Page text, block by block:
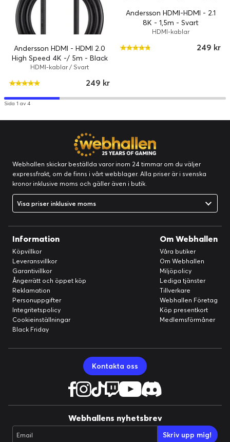
Andersson HDMI - HDMI 2.0
High Speed 4K -/ 5m - Black
HDMI-kablar / Svart
249 kr
Andersson HDMI-HDMI - 2.1
8K - 1,5m - Svart
HDMI-kablar
249 kr
Sida 1 av 4
Webhallen skickar beställda varor inom 24 timmar om du väljer
expressfrakt, om de finns i vårt webblager. Alla priser är i svenska
kronor inklusive moms och gäller även i butik.
Visa priser inklusive moms
Information
Köpvillkor
Leveransvillkor
Garantivillkor
Ångerrätt och öppet köp
Reklamation
Personuppgifter
Integritetspolicy
Cookieinställningar
Black Friday
Om Webhallen
Våra butiker
Om Webhallen
Miljöpolicy
Lediga tjänster
Tillverkare
Webhallen Företag
Köp presentkort
Medlemsförmåner
Kontakta oss
Webhallens nyhetsbrev
Email Skriv upp mig!